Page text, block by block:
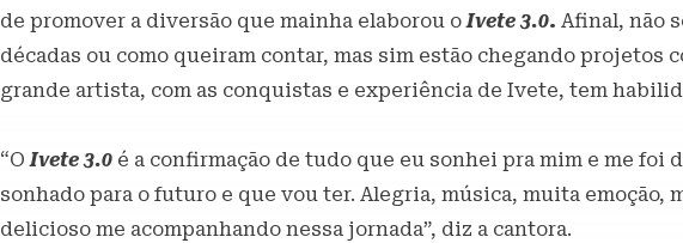
de promover a diversão que mainha elaborou oIvete 3.0. Afinal, não
décadas ou como queiram contar, mas sim estão chegando projetos
grande artista, com as conquistas e experiência de Ivete, tem
“OIvete 3.0 é a confirmação de tudo que eu sonhei pra mim e me foi
sonhado para o futuro e que vou ter. Alegria, música, muita emoção,
delicioso me acompanhando nessa jornada”, diz a cantora.